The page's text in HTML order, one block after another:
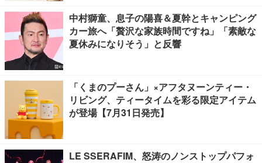
中村獅童、息子の陽喜＆夏幹とキャンピング
カー旅へ「贅沢な家族時間ですね」「素敵な
夏休みになりそう」と反響
「くまのプーさん」×アフタヌーンティー・
リビング、ティータイムを彩る限定アイテム
が登場【7月31日発売】
LE SSERAFIM、怒涛のノンストップパフォ